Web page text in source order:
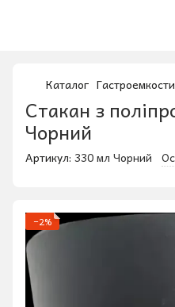
Каталог
Стакан з
Чорний
Артикул: 330 мл Чорний
−2%